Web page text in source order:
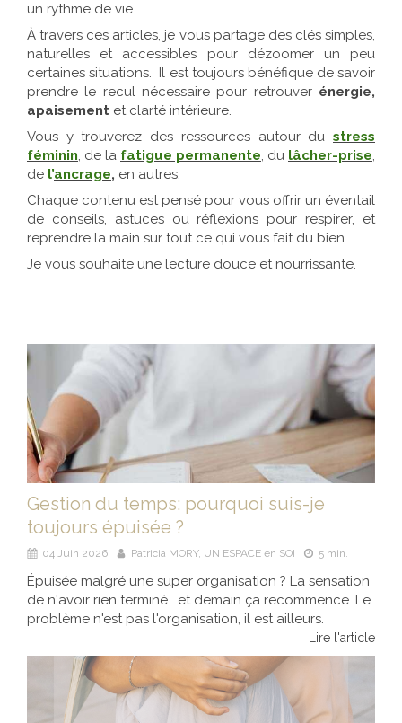
un rythme de vie.
À travers ces articles, je vous partage des clés simples,
naturelles et accessibles pour dézoomer un peu
certaines situations. Il est toujours bénéfique de savoir
prendre le recul nécessaire pour retrouver énergie,
apaisement et clarté intérieure.
Vous y trouverez des ressources autour du stress
féminin, de la fatigue permanente, du lâcher-prise,
de l’ancrage, en autres.
Chaque contenu est pensé pour vous offrir un éventail
de conseils, astuces ou réflexions pour respirer, et
reprendre la main sur tout ce qui vous fait du bien.
Je vous souhaite une lecture douce et nourrissante.
Gestion du temps: pourquoi suis-je
toujours épuisée ?
04 Juin 2026 Patricia MORY, UN ESPACE en SOI 5 min.
Épuisée malgré une super organisation ? La sensation
de n'avoir rien terminé… et demain ça recommence. Le
problème n'est pas l'organisation, il est ailleurs.
Lire l'article